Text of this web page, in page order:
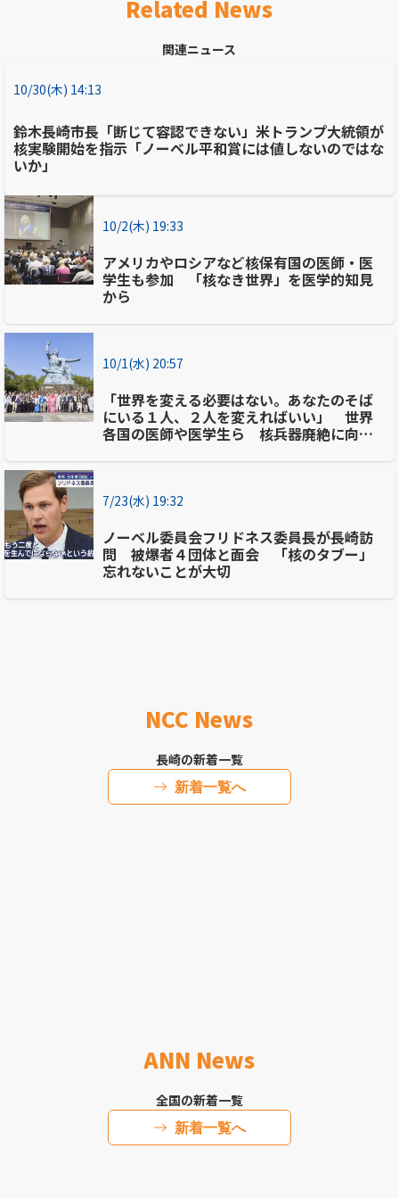
Related News
関連ニュース
10/30(木) 14:13
鈴木長崎市長「断じて容認できない」米トランプ大統領が
核実験開始を指示「ノーベル平和賞には値しないのではな
いか」
10/2(木) 19:33
アメリカやロシアなど核保有国の医師・医
学生も参加 「核なき世界」を医学的知見
から
10/1(水) 20:57
「世界を変える必要はない。あなたのそば
にいる１人、２人を変えればいい」 世界
各国の医師や医学生ら 核兵器廃絶に向け
7/23(水) 19:32
ノーベル委員会フリドネス委員長が長崎訪
問 被爆者４団体と面会 「核のタブー」
忘れないことが大切
NCC News
長崎の新着一覧
新着一覧へ
ANN News
全国の新着一覧
新着一覧へ